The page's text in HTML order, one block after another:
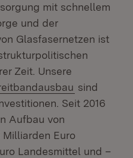
mit schnellem
und der
Glasfasernetzen ist
Zeit. Unsere
(Öffnet in
sind
Seit 2016
Aufbau von
Euro
Landesmittel und –